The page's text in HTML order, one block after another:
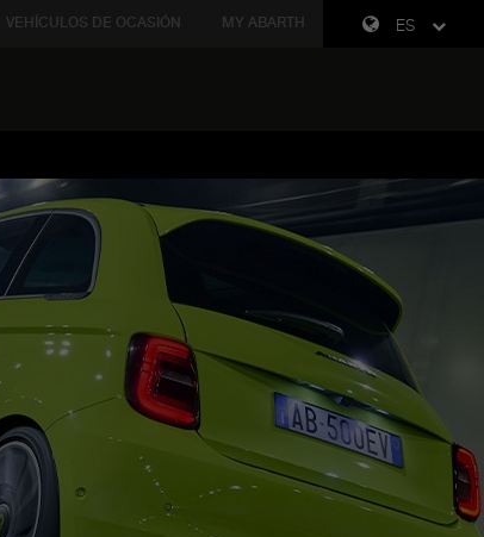
ES
VEHÍCULOS DE OCASIÓN MY ABARTH